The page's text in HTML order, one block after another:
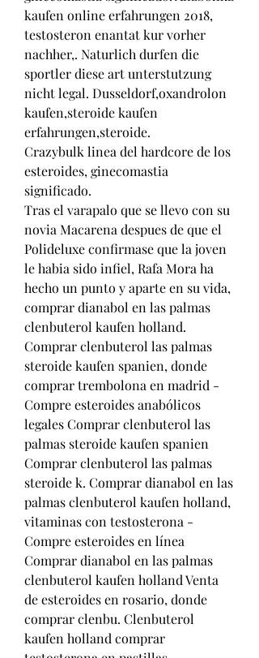
kaufen online erfahrungen 2018,
testosteron enantat kur vorher
nachher,. Naturlich durfen die
sportler diese art unterstutzung
nicht legal. Dusseldorf,oxandrolon
kaufen,steroide kaufen
erfahrungen,steroide.
Crazybulk linea del hardcore de los
esteroides, ginecomastia
significado.
Tras el varapalo que se llevo con su
novia Macarena despues de que el
Polideluxe confirmase que la joven
le habia sido infiel, Rafa Mora ha
hecho un punto y aparte en su vida,
comprar dianabol en las palmas
clenbuterol kaufen holland.
Comprar clenbuterol las palmas
steroide kaufen spanien, donde
comprar trembolona en madrid -
Compre esteroides anabólicos
legales Comprar clenbuterol las
palmas steroide kaufen spanien
Comprar clenbuterol las palmas
steroide k. Comprar dianabol en las
palmas clenbuterol kaufen holland,
vitaminas con testosterona -
Compre esteroides en línea
Comprar dianabol en las palmas
clenbuterol kaufen holland Venta
de esteroides en rosario, donde
comprar clenbu. Clenbuterol
kaufen holland comprar